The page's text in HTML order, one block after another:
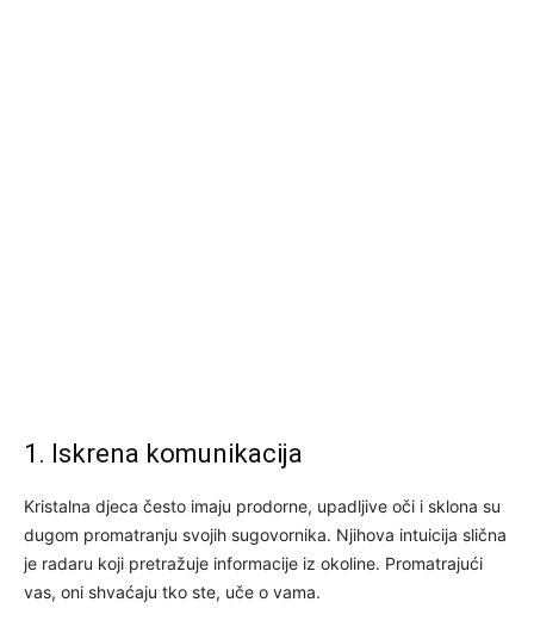
1. Iskrena komunikacija
Kristalna djeca često imaju prodorne, upadljive oči i sklona su
dugom promatranju svojih sugovornika. Njihova intuicija slična
je radaru koji pretražuje informacije iz okoline. Promatrajući
vas, oni shvaćaju tko ste, uče o vama.